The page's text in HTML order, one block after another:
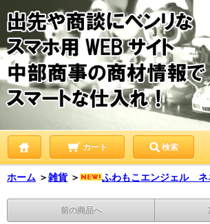
カート 検索
ホーム ＞雑貨 ＞ ふわもこエンジェル ネ
前の商品へ